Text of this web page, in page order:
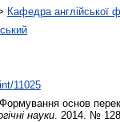
Кафедра англійської
11025
Формування основ
науки . 2014. №